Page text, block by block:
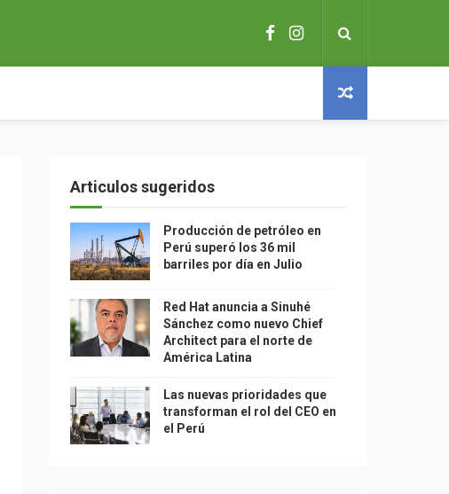
Articulos sugeridos
Producción de petróleo en
Perú superó los 36 mil
barriles por día en Julio
Red Hat anuncia a Sinuhé
Sánchez como nuevo Chief
Architect para el norte de
América Latina
Las nuevas prioridades que
transforman el rol del CEO en
el Perú